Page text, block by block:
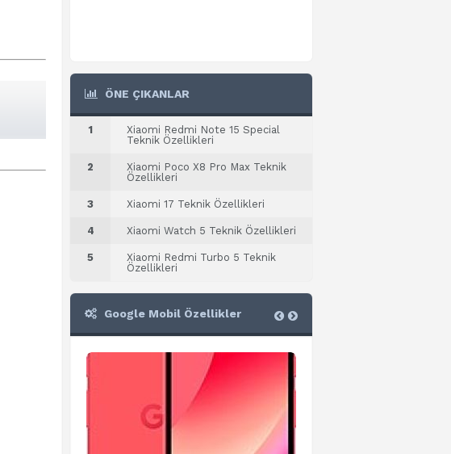
ÖNE ÇIKANLAR
1
Xiaomi Redmi Note 15 Special
Teknik Özellikleri
2
Xiaomi Poco X8 Pro Max Teknik
Özellikleri
3 Xiaomi 17 Teknik Özellikleri
4 Xiaomi Watch 5 Teknik Özellikleri
5
Xiaomi Redmi Turbo 5 Teknik
Özellikleri
Google Mobil Özellikler